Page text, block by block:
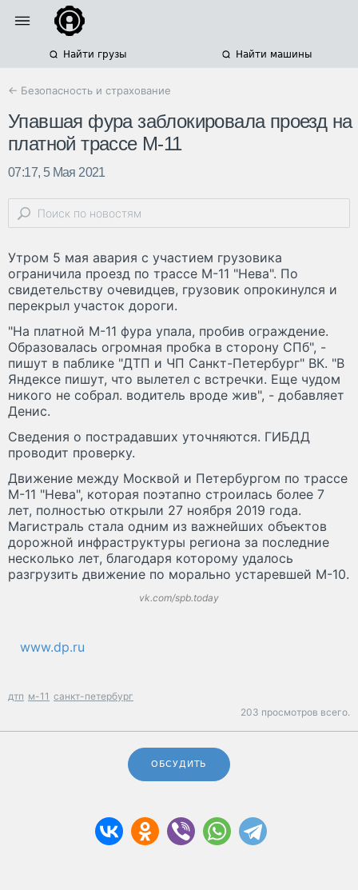
Найти грузы Найти машины
← Безопасность и страхование
Упавшая фура заблокировала проезд на
платной трассе М-11
07:17, 5 Мая 2021
Утром 5 мая авария с участием грузовика
ограничила проезд по трассе М-11 "Нева". По
свидетельству очевидцев, грузовик опрокинулся и
перекрыл участок дороги.
"На платной М-11 фура упала, пробив ограждение.
Образовалась огромная пробка в сторону СПб", -
пишут в паблике "ДТП и ЧП Санкт-Петербург" ВК. "В
Яндексе пишут, что вылетел с встречки. Еще чудом
никого не собрал. водитель вроде жив", - добавляет
Денис.
Сведения о пострадавших уточняются. ГИБДД
проводит проверку.
Движение между Москвой и Петербургом по трассе
М-11 "Нева", которая поэтапно строилась более 7
лет, полностью открыли 27 ноября 2019 года.
Магистраль стала одним из важнейших объектов
дорожной инфраструктуры региона за последние
несколько лет, благодаря которому удалось
разгрузить движение по морально устаревшей М-10.
vk.com/spb.today
www.dp.ru
дтп м-11 санкт-петербург
203 просмотров всего.
ОБСУДИТЬ